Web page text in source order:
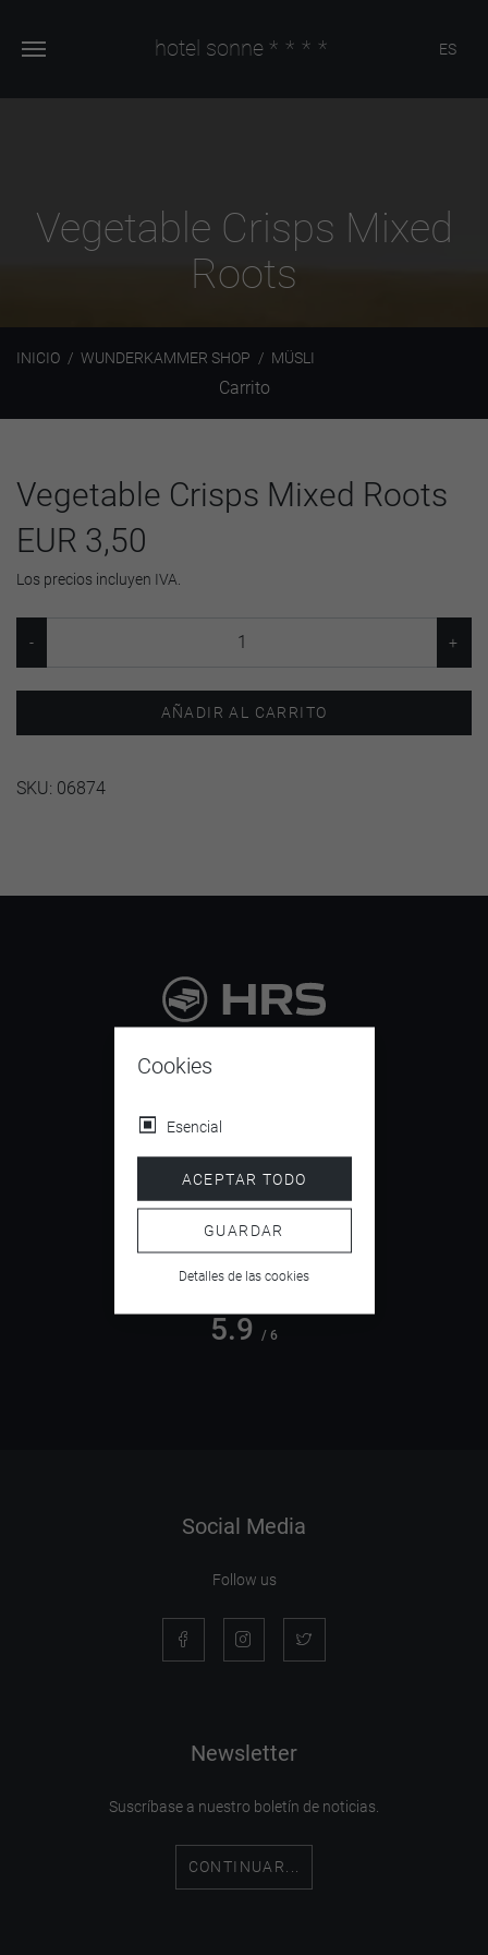
hotel sonne **** ES
Vegetable Crisps Mixed
Roots
INICIO WUNDERKAMMER SHOP MÜSLI
Carrito
Vegetable Crisps Mixed Roots
EUR 3,50
Los precios incluyen IVA.
AÑADIR AL CARRITO
SKU: 06874
4.5
5.9 / 6
Social Media
Follow us
Newsletter
Suscríbase a nuestro boletín de noticias.
CONTINUAR...
Cookies
Esencial
ACEPTAR TODO
GUARDAR
Detalles de las cookies